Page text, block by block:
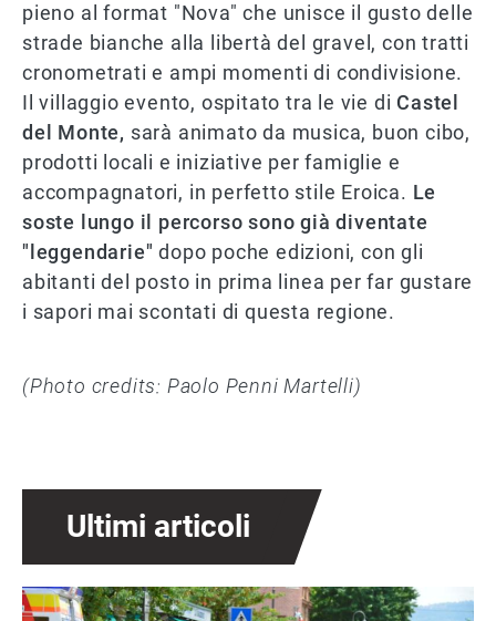
pieno al format "Nova" che unisce il gusto delle
strade bianche alla libertà del gravel, con tratti
cronometrati e ampi momenti di condivisione.
Il villaggio evento, ospitato tra le vie di Castel
del Monte, sarà animato da musica, buon cibo,
prodotti locali e iniziative per famiglie e
accompagnatori, in perfetto stile Eroica. Le
soste lungo il percorso sono già diventate
"leggendarie" dopo poche edizioni, con gli
abitanti del posto in prima linea per far gustare
i sapori mai scontati di questa regione.
(Photo credits: Paolo Penni Martelli)
Ultimi articoli
Immagine